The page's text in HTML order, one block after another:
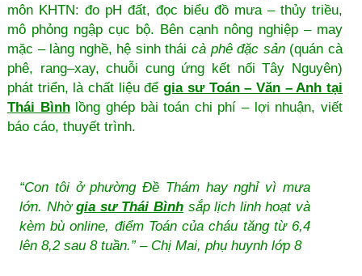
môn KHTN: đo pH đất, đọc biểu đồ mưa – thủy triều,
mô phỏng ngập cục bộ. Bên cạnh nông nghiệp – may
mặc – làng nghề, hệ sinh tháicà phê đặc sản(quán cà
phê, rang–xay, chuỗi cung ứng kết nối Tây Nguyên)
phát triển, là chất liệu đểgia sư Toán – Văn – Anh tại
Thái Bìnhlồng ghép bài toán chi phí – lợi nhuận, viết
báo cáo, thuyết trình.
“Con tôi ở phường Đề Thám hay nghỉ vì mưa
lớn. Nhờgia sư Thái Bình sắp lịch linh hoạt và
kèm bù online, điểm Toán của cháu tăng từ 6,4
lên 8,2 sau 8 tuần.” – Chị Mai, phụ huynh lớp 8